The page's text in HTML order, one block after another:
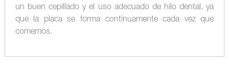
un buen cepillado y el uso adecuado de hilo dental, ya
que la placa se forma continuamente cada vez que
comemos.